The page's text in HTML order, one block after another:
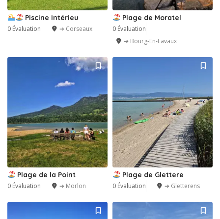
Piscine Intérieu
0 Évaluation ➔ Corseaux
Plage de Moratel
0 Évaluation
➔ Bourg-En-Lavaux
Plage de la Point
0 Évaluation ➔ Morlon
Plage de Glettere
0 Évaluation ➔ Gletterens